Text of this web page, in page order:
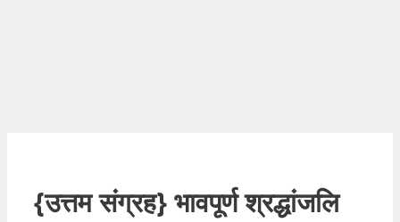
{उत्तम संग्रह} भावपूर्ण श्रद्धांजलि